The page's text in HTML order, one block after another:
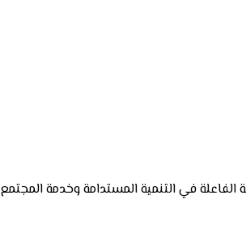
في التنمية المستدامة وخدمة المجتمع